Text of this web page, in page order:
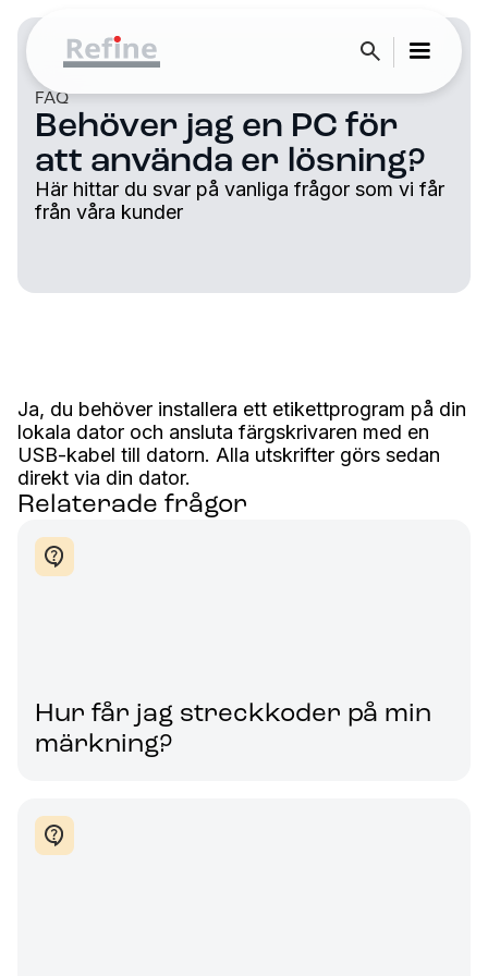
FAQ
Behöver jag en PC för
att använda er lösning?
Här hittar du svar på vanliga frågor som vi får
från våra kunder
Ja, du behöver installera ett etikettprogram på din
lokala dator och ansluta färgskrivaren med en
USB-kabel till datorn. Alla utskrifter görs sedan
direkt via din dator.
Relaterade frågor
Hur får jag streckkoder på min
märkning?